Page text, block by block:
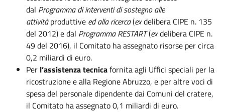
dal Programma di interventi di sostegno alle
attivitàproduttive ed alla ricerca(exdelibera CIPE n. 135
del 2012) e dal Programma RESTART(exdelibera CIPE n.
49 del 2016), il Comitato ha assegnato risorse per circa
0,2 miliardi di euro.
Per l’assistenza tecnicafornita agli Uffici speciali per la
ricostruzione e alla Regione Abruzzo, e per altre voci di
spesa del personale dipendente dai Comuni del cratere,
il Comitato ha assegnato 0,1 miliardi di euro.